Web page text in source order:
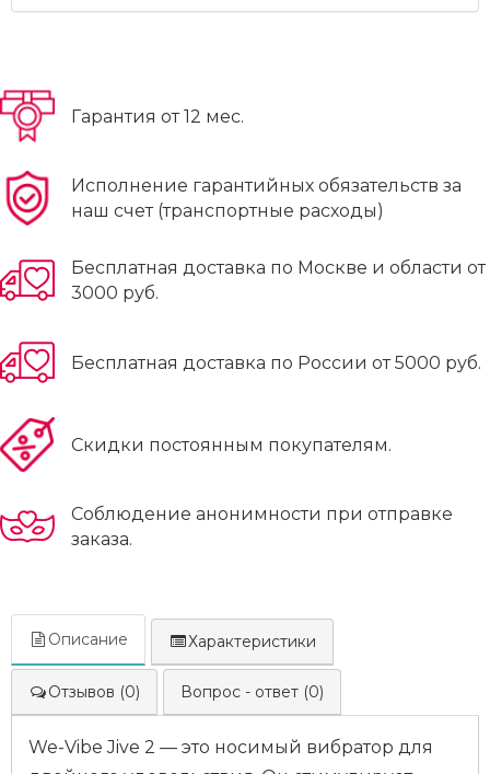
Гарантия от 12 мес.
Исполнение гарантийных обязательств за
наш счет (транспортные расходы)
Бесплатная доставка по Москве и области от
3000 руб.
Бесплатная доставка по России от 5000 руб.
Скидки постоянным покупателям.
Соблюдение анонимности при отправке
заказа.
Описание Характеристики
Отзывов (0) Вопрос - ответ (0)
We-Vibe Jive 2 — это носимый вибратор для